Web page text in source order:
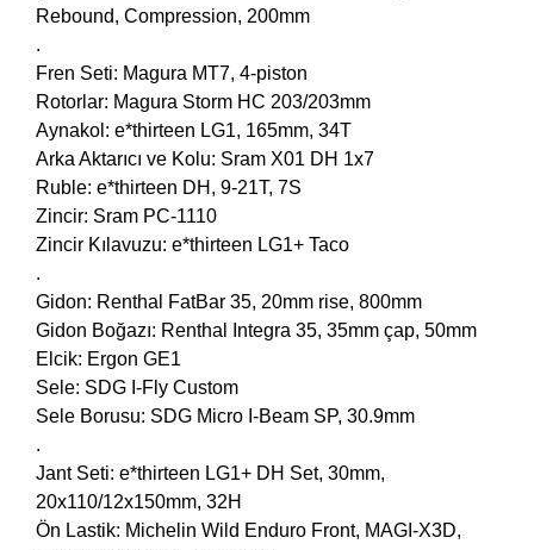
Rebound, Compression, 200mm
.
Fren Seti: Magura MT7, 4-piston
Rotorlar: Magura Storm HC 203/203mm
Aynakol: e*thirteen LG1, 165mm, 34T
Arka Aktarıcı ve Kolu: Sram X01 DH 1x7
Ruble: e*thirteen DH, 9-21T, 7S
Zincir: Sram PC-1110
Zincir Kılavuzu: e*thirteen LG1+ Taco
.
Gidon: Renthal FatBar 35, 20mm rise, 800mm
Gidon Boğazı: Renthal Integra 35, 35mm çap, 50mm
Elcik: Ergon GE1
Sele: SDG I-Fly Custom
Sele Borusu: SDG Micro I-Beam SP, 30.9mm
.
Jant Seti: e*thirteen LG1+ DH Set, 30mm,
20x110/12x150mm, 32H
Ön Lastik: Michelin Wild Enduro Front, MAGI-X3D,